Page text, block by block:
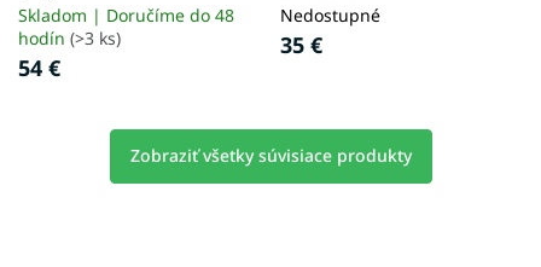
Skladom | Doručíme do 48
hodín (>3 ks)
54 €
Nedostupné
35 €
Zobraziť všetky súvisiace produkty